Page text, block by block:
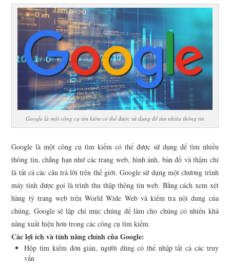
Google là một công cụ tìm kiếm có thể được sử dụng để tìm nhiều thông tin
Google là một công cụ tìm kiếm có thể được sử dụng để tìm nhiều
thông tin, chẳng hạn như các trang web, hình ảnh, bản đồ và thậm chí
là tất cả các câu trả lời trên thế giới. Google sử dụng một chương trình
máy tính được gọi là trình thu thập thông tin web. Bằng cách xem xét
hàng tỷ trang web trên World Wide Web và kiểm tra nội dung của
chúng, Google sẽ lập chỉ mục chúng để làm cho chúng có nhiều khả
năng xuất hiện hơn trong các công cụ tìm kiếm.
Các lợi ích và tính năng chính của Google:
Hộp tìm kiếm đơn giản, người dùng có thể nhập tất cả các truy
vấn